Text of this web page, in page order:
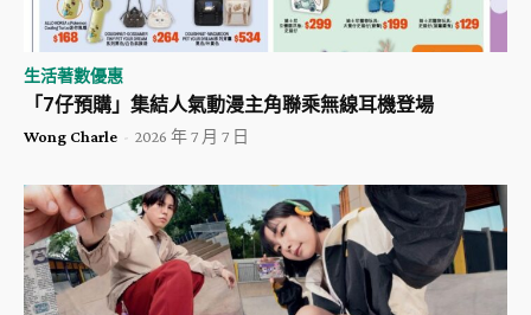
生活著數優惠
「7仔預購」集結人氣動漫主角聯乘無線耳機登場
Wong Charle - 2026 年 7 月 7 日